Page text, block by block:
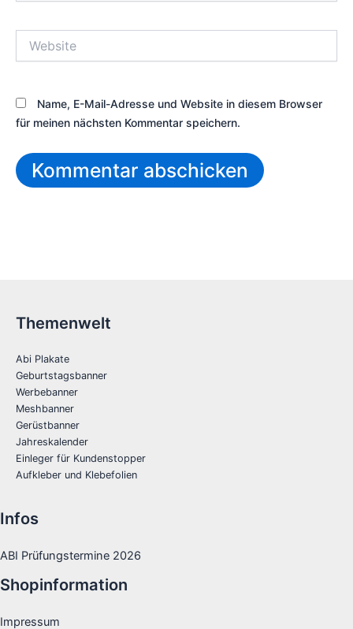
Name, E-Mail-Adresse und Website in diesem Browser
für meinen nächsten Kommentar speichern.
Themenwelt
Abi Plakate
Geburtstagsbanner
Werbebanner
Meshbanner
Gerüstbanner
Jahreskalender
Einleger für Kundenstopper
Aufkleber und Klebefolien
Infos
ABI Prüfungstermine 2026
Shopinformation
Impressum